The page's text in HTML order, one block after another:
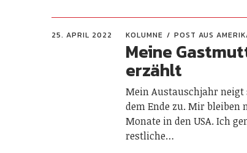
25. APRIL 2022 KOLUMNE POST AUS
Meine
erzählt
Mein Austauschjahr
dem Ende zu. Mir bleiben
Monate in den USA. Ich
restliche…